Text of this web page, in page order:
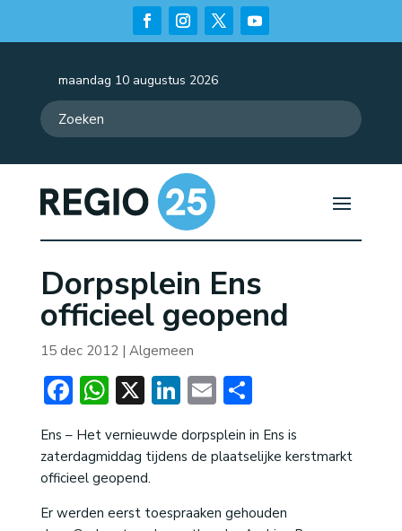
maandag 10 augustus 2026
Dorpsplein Ens
officieel geopend
15 dec 2012| Algemeen
Facebook
WhatsApp
X LinkedIn
EmailDelen
Ens – Het vernieuwde dorpsplein in Ens is
zaterdagmiddag tijdens de plaatselijke kerstmarkt
officieel geopend.
Er werden eerst toespraaken gehouden